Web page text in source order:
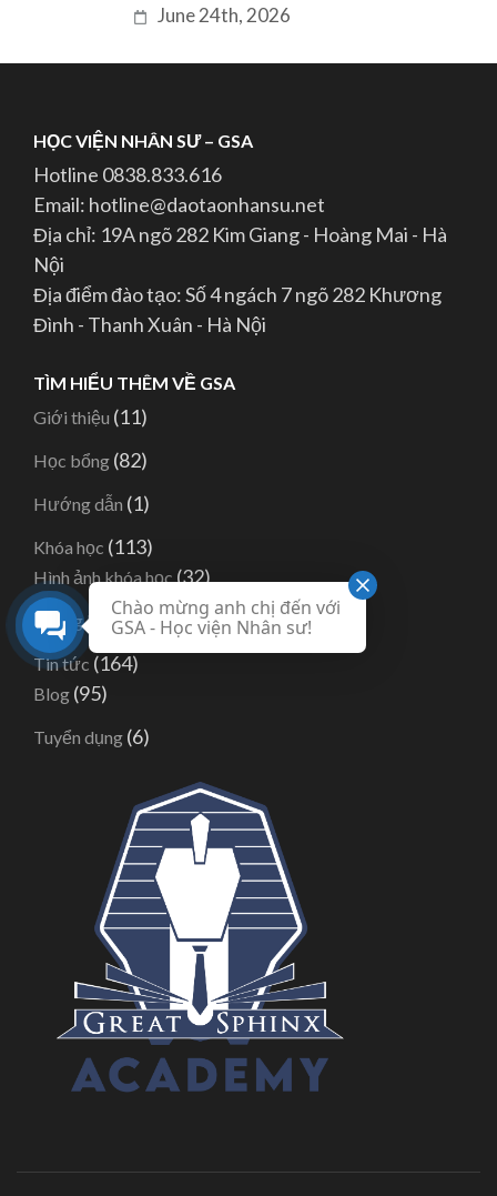
June 24th, 2026
HỌC VIỆN NHÂN SƯ – GSA
Hotline 0838.833.616
Email: hotline@daotaonhansu.net
Địa chỉ: 19A ngõ 282 Kim Giang - Hoàng Mai - Hà
Nội
Địa điểm đào tạo: Số 4 ngách 7 ngõ 282 Khương
Đình - Thanh Xuân - Hà Nội
TÌM HIỂU THÊM VỀ GSA
Giới thiệu (11)
Học bổng (82)
Hướng dẫn (1)
Khóa học (113)
Hình ảnh khóa học(32)
Thông báo Khóa học(62)
Tin tức (164)
Blog (95)
Tuyển dụng (6)
Chào mừng anh chị đến với
GSA - Học viện Nhân sư!